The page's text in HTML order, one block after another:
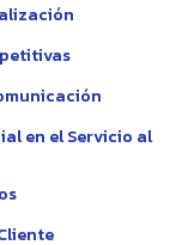
en el Servicio al